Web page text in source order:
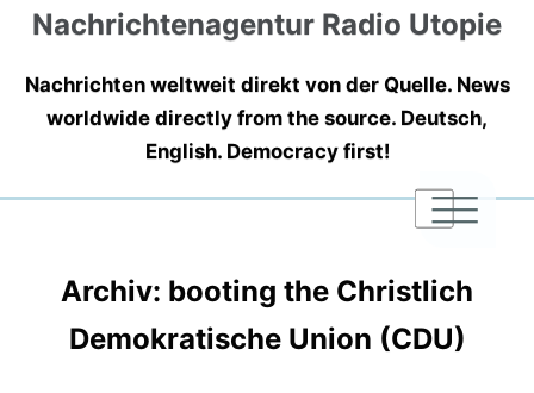
Nachrichtenagentur Radio Utopie
Nachrichten weltweit direkt von der Quelle. News
worldwide directly from the source. Deutsch,
English. Democracy first!
|
|
|
Archiv: booting the Christlich
Demokratische Union (CDU)